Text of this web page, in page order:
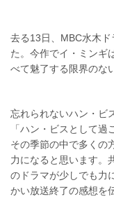
去る13日、MBC水木ド
た。今作でイ・ミンギ
べて魅了する限界のな
忘れられないハン・ビ
「ハン・ビスとして過
その季節の中で多くの
力になると思います。
のドラマが少しでも力
かい放送終了の感想を